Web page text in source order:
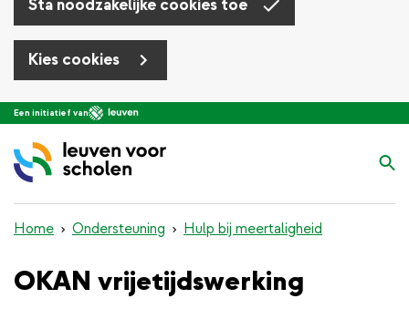
Sta noodzakelijke cookies toe
Kies cookies
Overslaan
naar
de
inhoud
gaan
Een initiatief van
Home Ondersteuning Hulp bij meertaligheid
OKAN vrijetijdswerking